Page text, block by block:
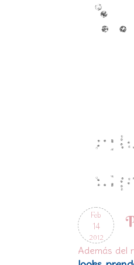
Feb
14
2012
Además del